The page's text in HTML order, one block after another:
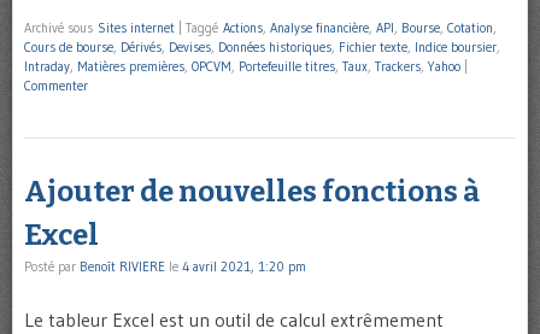
Archivé sous Sites internet Taggé Actions, Analyse financière, API, Bourse, Cotation,
Cours de bourse, Dérivés, Devises, Données historiques, Fichier texte, Indice boursier,
Intraday, Matières premières, OPCVM, Portefeuille titres, Taux, Trackers,Yahoo
Commenter
Ajouter de nouvelles fonctions à
Excel
Posté par Benoît RIVIERE le 4 avril 2021, 1:20 pm
Le tableur Excel est un outil de calcul extrêmement